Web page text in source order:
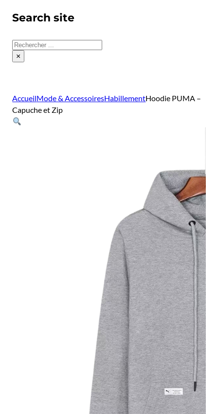
Search site
Rechercher
×
AccueilMode & AccessoiresHabillementHoodie PUMA –
Capuche et Zip